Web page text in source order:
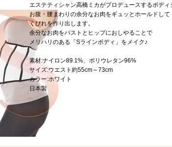
エステティシャン高橋ミカがプロデュースするボディ
お腹・腰まわりの余分なお肉をギュッとホールドして
くびれを作り出します。
余分なお肉をバストとヒップにおしやることで
メリハリのある「Sラインボディ」をメイク♪
素材:ナイロン89.1%、ポリウレタン96%
サイズ:ウエスト約55cm～73cm
カラー:ホワイト
日本製